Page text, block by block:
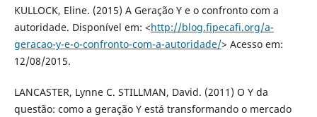
KULLOCK, Eline. (2015) A Geração Y e o confronto com a
autoridade. Disponível em: <http://blog.fipecafi.org/a-
geracao-y-e-o-confronto-com-a-autoridade/> Acesso em:
12/08/2015.
LANCASTER, Lynne C. STILLMAN, David. (2011) O Y da
questão: como a geração Y está transformando o mercado